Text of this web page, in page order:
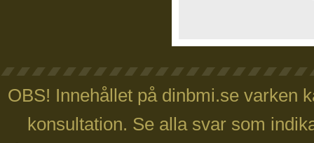
OBS! Innehållet på dinbmi.se varken
konsultation. Se alla svar som